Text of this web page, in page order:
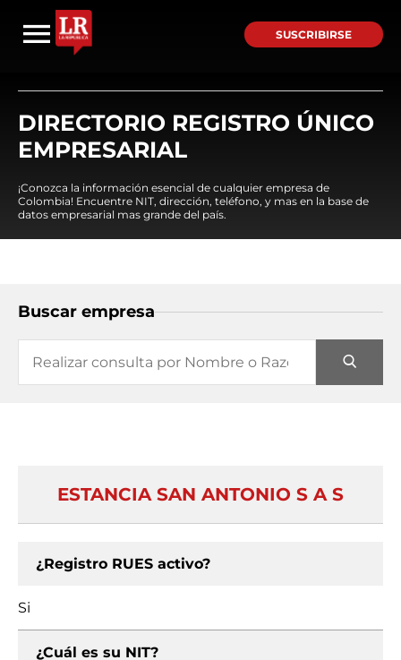
SUSCRIBIRSE
DIRECTORIO REGISTRO ÚNICO
EMPRESARIAL
¡Conozca la información esencial de cualquier empresa de
Colombia! Encuentre NIT, dirección, teléfono, y mas en la base de
datos empresarial mas grande del país.
Buscar empresa
ESTANCIA SAN ANTONIO S A S
¿Registro RUES activo?
Si
¿Cuál es su NIT?